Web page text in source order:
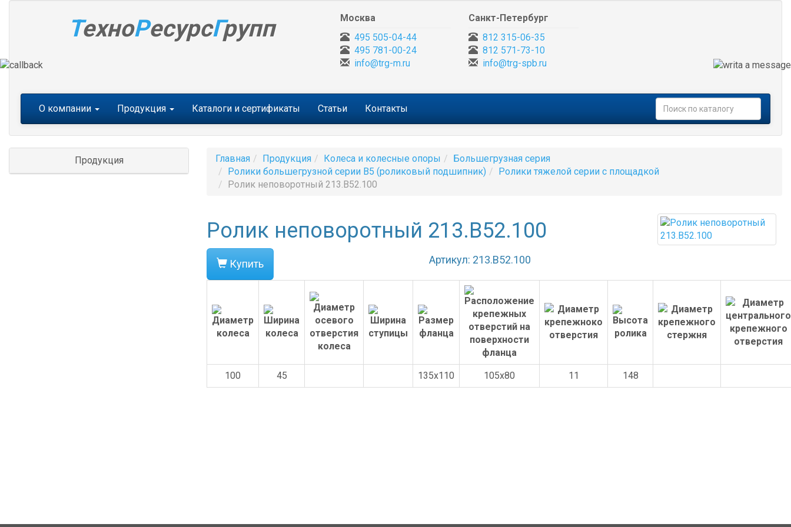
ТехноРесурсГрупп
Москва
495 505-04-44
495 781-00-24
info@trg-m.ru
Санкт-Петербург
812 315-06-35
812 571-73-10
info@trg-spb.ru
О компании Продукция Каталоги и сертификаты Статьи Контакты
Продукция Главная Продукция Колеса и колесные опоры
Большегрузная серия
Ролики большегрузной серии B5 (роликовый подшипник)
Ролики тяжелой серии с площадкой
Ролик неповоротный 213.B52.100
Ролик неповоротный 213.B52.100
Купить Артикул: 213.B52.100
100 45 135x110 105x80 11 148